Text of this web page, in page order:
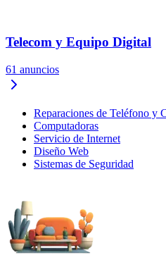
Telecom y Equipo Digital
61 anuncios
Reparaciones de Teléfono y
Computadoras
Servicio de Internet
Diseño Web
Sistemas de Seguridad